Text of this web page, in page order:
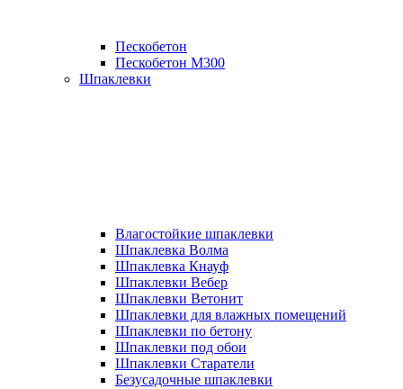
Пескобетон
Пескобетон М300
Шпаклевки
Влагостойкие шпаклевки
Шпаклевка Волма
Шпаклевка Кнауф
Шпаклевки Вебер
Шпаклевки Ветонит
Шпаклевки для влажных помещений
Шпаклевки по бетону
Шпаклевки под обои
Шпаклевки Старатели
Безусадочные шпаклевки